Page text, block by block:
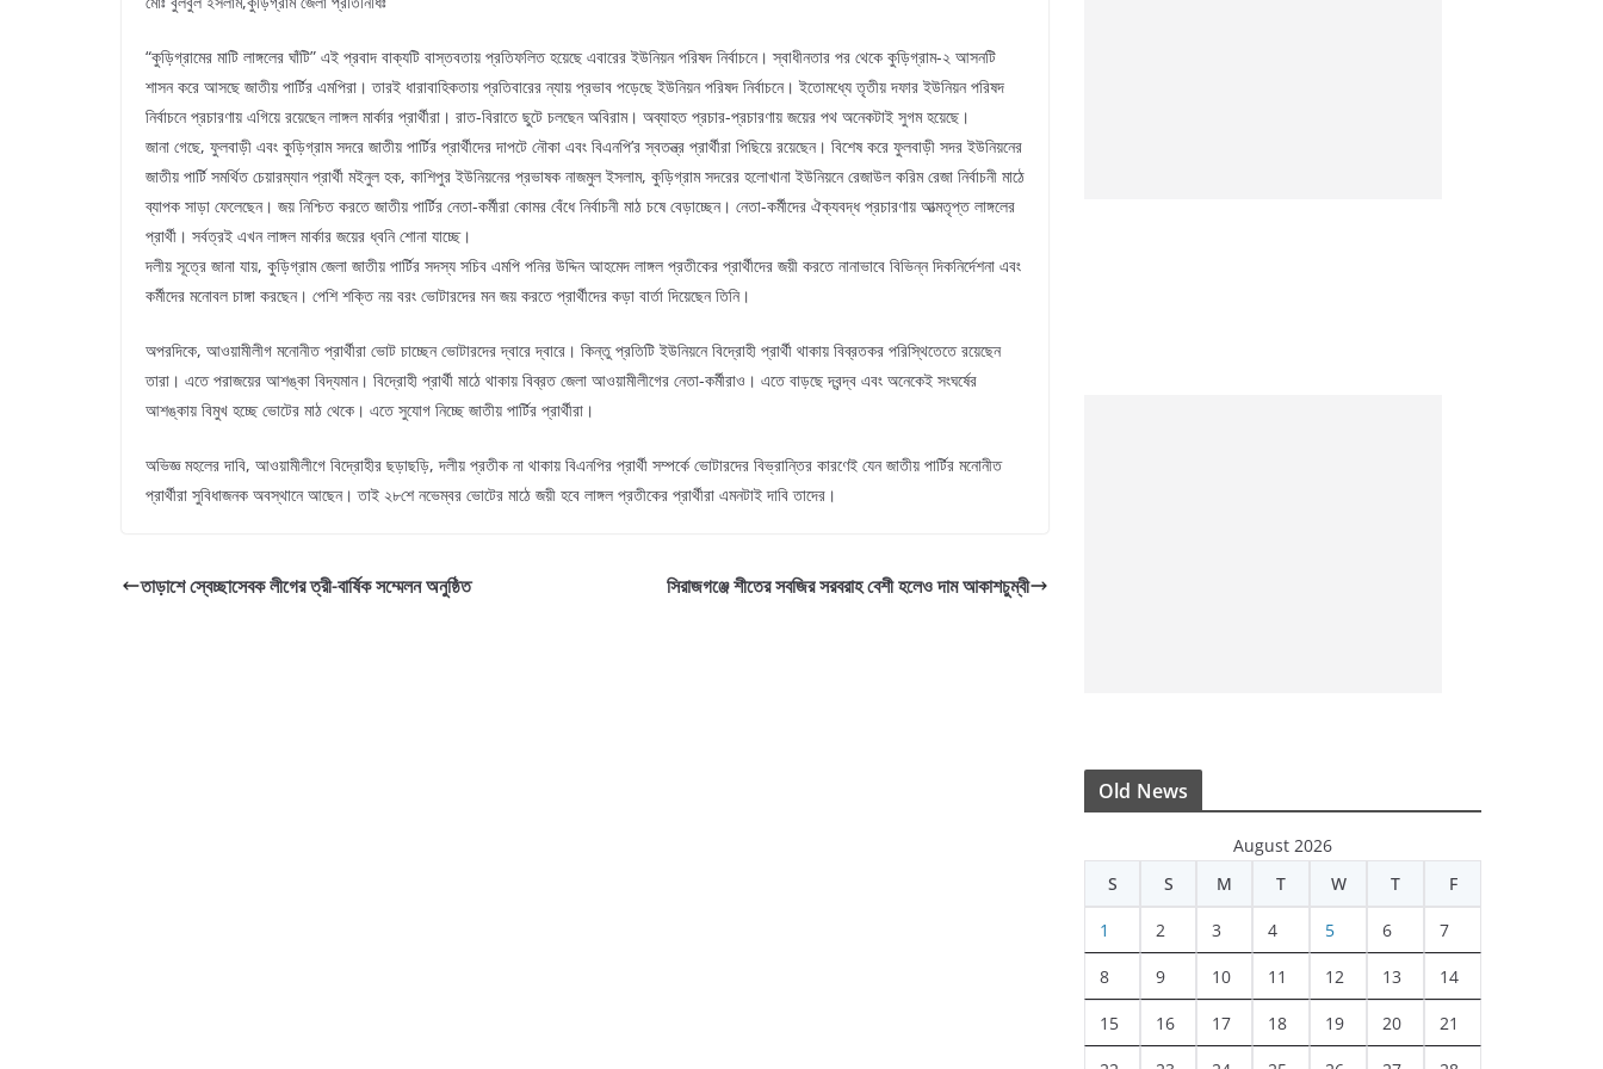
“কুড়িগ্রামের মাটি লাঙ্গলের ঘাঁটি” এই প্রবাদ বাক্যটি বাস্তবতায় প্রতিফলিত হয়েছে এবারের ইউনিয়ন পরিষদ নির্বাচনে। স্বাধীনতার পর থেকে কুড়িগ্রাম-২ আসনটি
শাসন করে আসছে জাতীয় পার্টির এমপিরা। তারই ধারাবাহিকতায় প্রতিবারের ন্যায় প্রভাব পড়েছে ইউনিয়ন পরিষদ নির্বাচনে। ইতোমধ্যে তৃতীয় দফার ইউনিয়ন পরিষদ
নির্বাচনে প্রচারণায় এগিয়ে রয়েছেন লাঙ্গল মার্কার প্রার্থীরা। রাত-বিরাতে ছুটে চলছেন অবিরাম। অব্যাহত প্রচার-প্রচারণায় জয়ের পথ অনেকটাই সুগম হয়েছে।
জানা গেছে, ফুলবাড়ী এবং কুড়িগ্রাম সদরে জাতীয় পার্টির প্রার্থীদের দাপটে নৌকা এবং বিএনপি’র স্বতন্ত্র প্রার্থীরা পিছিয়ে রয়েছেন। বিশেষ করে ফুলবাড়ী সদর ইউনিয়নের
জাতীয় পার্টি সমর্থিত চেয়ারম্যান প্রার্থী মইনুল হক, কাশিপুর ইউনিয়নের প্রভাষক নাজমুল ইসলাম, কুড়িগ্রাম সদরের হলোখানা ইউনিয়নে রেজাউল করিম রেজা নির্বাচনী মাঠে
ব্যাপক সাড়া ফেলেছেন। জয় নিশ্চিত করতে জাতীয় পার্টির নেতা-কর্মীরা কোমর বেঁধে নির্বাচনী মাঠ চষে বেড়াচ্ছেন। নেতা-কর্মীদের ঐক্যবদ্ধ প্রচারণায় আত্মতৃপ্ত লাঙ্গলের
প্রার্থী। সর্বত্রই এখন লাঙ্গল মার্কার জয়ের ধ্বনি শোনা যাচ্ছে।
দলীয় সূত্রে জানা যায়, কুড়িগ্রাম জেলা জাতীয় পার্টির সদস্য সচিব এমপি পনির উদ্দিন আহমেদ লাঙ্গল প্রতীকের প্রার্থীদের জয়ী করতে নানাভাবে বিভিন্ন দিকনির্দেশনা এবং
কর্মীদের মনোবল চাঙ্গা করছেন। পেশি শক্তি নয় বরং ভোটারদের মন জয় করতে প্রার্থীদের কড়া বার্তা দিয়েছেন তিনি।
অপরদিকে, আওয়ামীলীগ মনোনীত প্রার্থীরা ভোট চাচ্ছেন ভোটারদের দ্বারে দ্বারে। কিন্তু প্রতিটি ইউনিয়নে বিদ্রোহী প্রার্থী থাকায় বিব্রতকর পরিস্থিতেতে রয়েছেন
তারা। এতে পরাজয়ের আশঙ্কা বিদ্যমান। বিদ্রোহী প্রার্থী মাঠে থাকায় বিব্রত জেলা আওয়ামীলীগের নেতা-কর্মীরাও। এতে বাড়ছে দ্বন্দ্ব এবং অনেকেই সংঘর্ষের
আশঙ্কায় বিমুখ হচ্ছে ভোটের মাঠ থেকে। এতে সুযোগ নিচ্ছে জাতীয় পার্টির প্রার্থীরা।
অভিজ্ঞ মহলের দাবি, আওয়ামীলীগে বিদ্রোহীর ছড়াছড়ি, দলীয় প্রতীক না থাকায় বিএনপির প্রার্থী সম্পর্কে ভোটারদের বিভ্রান্তির কারণেই যেন জাতীয় পার্টির মনোনীত
প্রার্থীরা সুবিধাজনক অবস্থানে আছেন। তাই ২৮শে নভেম্বর ভোটের মাঠে জয়ী হবে লাঙ্গল প্রতীকের প্রার্থীরা এমনটাই দাবি তাদের।
তাড়াশে স্বেচ্ছাসেবক লীগের ত্রী-বার্ষিক সম্মেলন অনুষ্ঠিত সিরাজগঞ্জে শীতের সবজির সরবরাহ বেশী হলেও দাম আকাশচুম্বী
Old News
August 2026
S
S M T W T F
1 2 3 4 5 6 7
8 9 10 11 12 13 14
15 16 17 18 19 20 21